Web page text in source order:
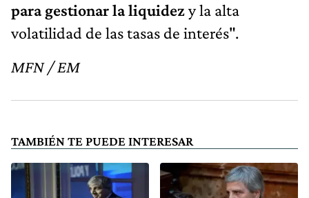
para gestionar la liquidezy la alta
volatilidad de las tasas de interés".
MFN / EM
TAMBIÉN TE PUEDE INTERESAR